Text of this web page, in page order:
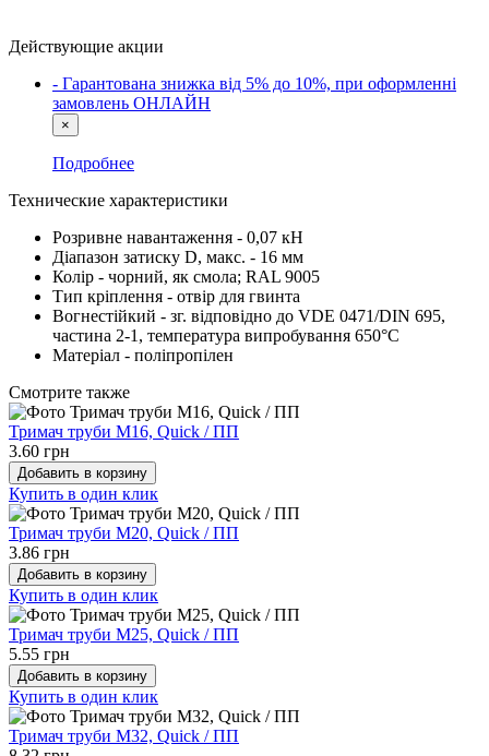
Действующие акции
- Гарантована знижка від 5% до 10%, при оформленні
замовлень ОНЛАЙН
×
Подробнее
Технические характеристики
Розривне навантаження - 0,07 кН
Діапазон затиску D, макс. - 16 мм
Колір - чорний, як смола; RAL 9005
Тип кріплення - отвір для гвинта
Вогнестійкий - зг. відповідно до VDE 0471/DIN 695,
частина 2-1, температура випробування 650°C
Матеріал - поліпропілен
Cмотрите также
Тримач труби М16, Quick / ПП
3.60 грн
Добавить в корзину
Купить в один клик
Тримач труби М20, Quick / ПП
3.86 грн
Добавить в корзину
Купить в один клик
Тримач труби М25, Quick / ПП
5.55 грн
Добавить в корзину
Купить в один клик
Тримач труби М32, Quick / ПП